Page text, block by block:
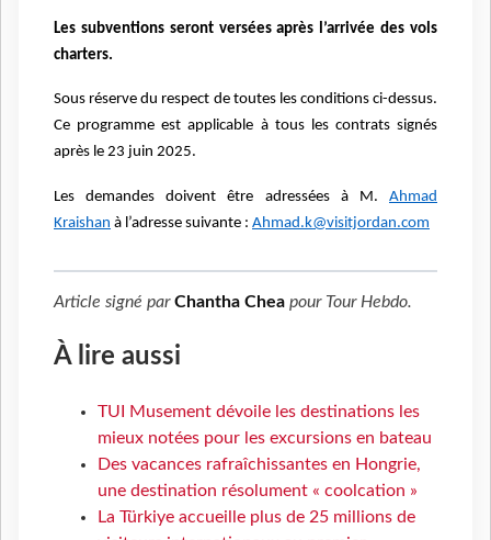
Les subventions seront versées après l’arrivée des vols
charters.
Sous réserve du respect de toutes les conditions ci-dessus.
Ce programme est applicable à tous les contrats signés
après le 23 juin 2025.
Les demandes doivent être adressées à M. Ahmad
Kraishan à l’adresse suivante : Ahmad.k@visitjordan.com
Article signé parChantha Chea pour Tour Hebdo.
À lire aussi
TUI Musement dévoile les destinations les
mieux notées pour les excursions en bateau
Des vacances rafraîchissantes en Hongrie,
une destination résolument « coolcation »
La Türkiye accueille plus de 25 millions de